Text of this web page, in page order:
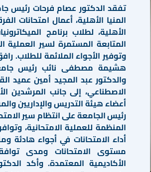
تفقد الدكتور عصام فرحات رئيس
المنيا الأهلية، أعمال امتحانات
الأهلية، لطلاب برنامج
المتابعة المستمرة لسير العملية
وتوفير الأجواء الملائمة للطلاب.
هشيمة مصطفى نائب رئيس جامعة
والدكتور عبد المجيد أمين عميد
الاصطناعي، إلى جانب المرشدين
أعضاء هيئة التدريس والإداريين
رئيس الجامعة على انتظام سير
المنظمة للعملية الامتحانية،
أداء الامتحانات في أجواء هادئة
مستوى الامتحانات ومدى
الأكاديمية المعتمدة. وأكد